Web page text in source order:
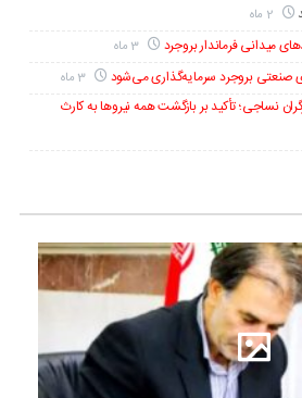
میدانی فرماندار بروجرد
نساجی؛ تأکید بر بازگشت همه نیروها به کارث